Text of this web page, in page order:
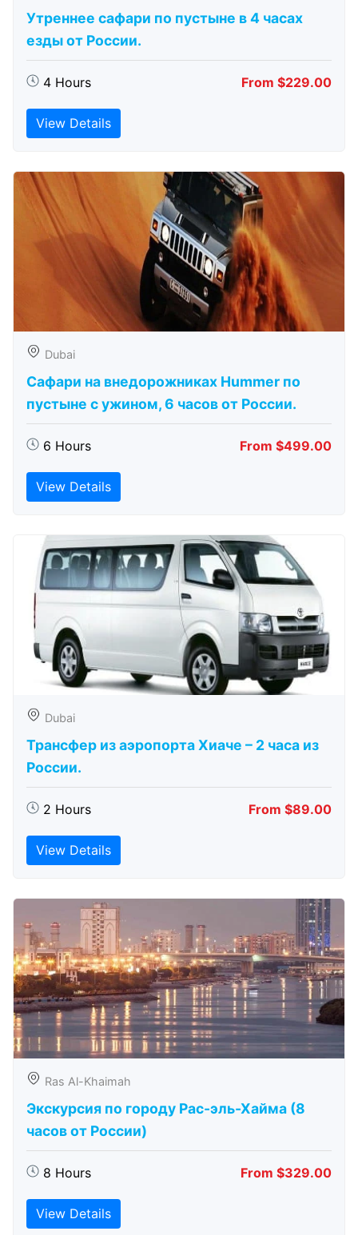
Утреннее сафари по пустыне в 4 часах
езды от России.
4 Hours From $229.00
View Details
Dubai
Сафари на внедорожниках Hummer по
пустыне с ужином, 6 часов от России.
6 Hours From $499.00
View Details
Dubai
Трансфер из аэропорта Хиаче – 2 часа из
России.
2 Hours From $89.00
View Details
Ras Al-Khaimah
Экскурсия по городу Рас-эль-Хайма (8
часов от России)
8 Hours From $329.00
View Details